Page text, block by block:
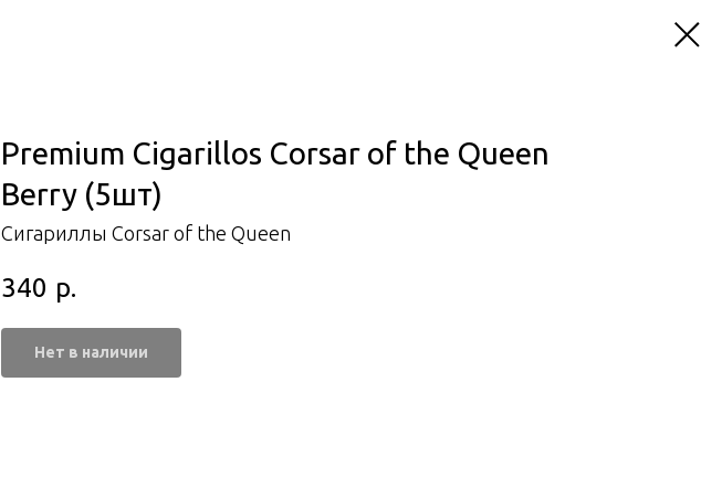
Premium Cigarillos Corsar of the Queen
Berry (5шт)
Сигариллы Corsar of the Queen
340 р.
Нет в наличии